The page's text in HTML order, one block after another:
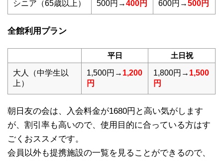
シニア（65歳以上） 500円→400円 600円→500円
全館利用プラン
平日 土日祝
大人（中学生以
上）
1,500円→ 1,200
円
1,800円→ 1,500
円
朝日友の会は、入会料金が1680円と高い気がします
が、割引率も高いので、使用目的に合っている方はす
ごくおススメです。
会員以外も提携施設の一覧を見ることができるので、